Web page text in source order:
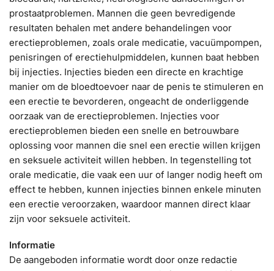
prostaatproblemen. Mannen die geen bevredigende
resultaten behalen met andere behandelingen voor
erectieproblemen, zoals orale medicatie, vacuümpompen,
penisringen of erectiehulpmiddelen, kunnen baat hebben
bij injecties. Injecties bieden een directe en krachtige
manier om de bloedtoevoer naar de penis te stimuleren en
een erectie te bevorderen, ongeacht de onderliggende
oorzaak van de erectieproblemen. Injecties voor
erectieproblemen bieden een snelle en betrouwbare
oplossing voor mannen die snel een erectie willen krijgen
en seksuele activiteit willen hebben. In tegenstelling tot
orale medicatie, die vaak een uur of langer nodig heeft om
effect te hebben, kunnen injecties binnen enkele minuten
een erectie veroorzaken, waardoor mannen direct klaar
zijn voor seksuele activiteit.
Informatie
De aangeboden informatie wordt door onze redactie